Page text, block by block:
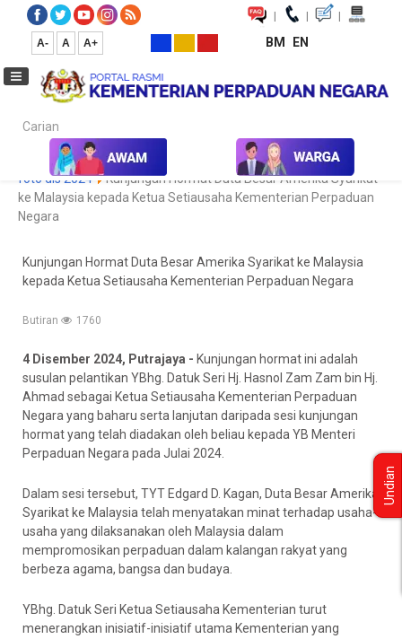
| | |
A- A A+ BM EN
Carian...
Laman Utama Media Koleksi Media Foto
Galeri Foto
foto dis 2024
Kunjungan Hormat Duta Besar Amerika Syarikat
ke Malaysia kepada Ketua Setiausaha Kementerian Perpaduan
Negara
Kunjungan Hormat Duta Besar Amerika Syarikat ke Malaysia
kepada Ketua Setiausaha Kementerian Perpaduan Negara
Butiran 1760
4 Disember 2024, Putrajaya - Kunjungan hormat ini adalah
susulan pelantikan YBhg. Datuk Seri Hj. Hasnol Zam Zam bin Hj.
Ahmad sebagai Ketua Setiausaha Kementerian Perpaduan
Negara yang baharu serta lanjutan daripada sesi kunjungan
hormat yang telah diadakan oleh beliau kepada YB Menteri
Perpaduan Negara pada Julai 2024.
Dalam sesi tersebut, TYT Edgard D. Kagan, Duta Besar Amerika
Syarikat ke Malaysia telah menyatakan minat terhadap usaha-
usaha yang dilaksanakan oleh Malaysia dalam
mempromosikan perpaduan dalam kalangan rakyat yang
berbeza agama, bangsa dan budaya.
YBhg. Datuk Seri Ketua Setiausaha Kementerian turut
menerangkan inisiatif-inisiatif utama Kementerian yang
Undian